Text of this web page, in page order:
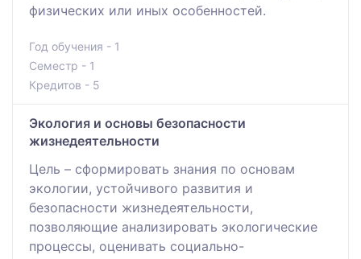
физических или иных особенностей.
Год обучения - 1
Семестр - 1
Кредитов - 5
Экология и основы безопасности
жизнедеятельности
Цель – сформировать знания по основам
экологии, устойчивого развития и
безопасности жизнедеятельности,
позволяющие анализировать экологические
процессы, оценивать социально-